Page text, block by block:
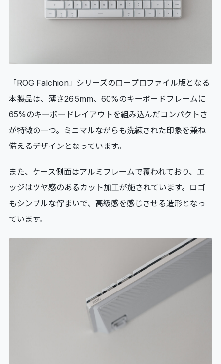
「ROG Falchion」シリーズのロープロファイル版となる
本製品は、薄さ26.5mm、60%のキーボードフレームに
65%のキーボードレイアウトを組み込んだコンパクトさ
が特徴の一つ。ミニマルながらも洗練された印象を兼ね
備えるデザインとなっています。
また、ケース側面はアルミフレームで覆われており、エ
ッジはツヤ感のあるカット加工が施されています。ロゴ
もシンプルな佇まいで、高級感を感じさせる造形となっ
ています。